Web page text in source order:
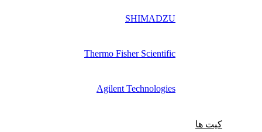
SHIMADZU
Thermo Fisher Scientific
Agilent Technologies
کیت ها